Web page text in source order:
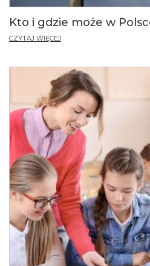
Kto i gdzie może w
CZYTAJ WIĘCEJ